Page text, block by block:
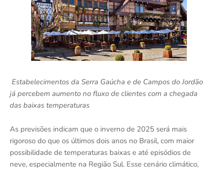
Estabelecimentos da Serra Gaúcha e de Campos do Jordão
já percebem aumento no fluxo de clientes com a chegada
das baixas temperaturas
As previsões indicam que o inverno de 2025 será mais
rigoroso do que os últimos dois anos no Brasil, com maior
possibilidade de temperaturas baixas e até episódios de
neve, especialmente na Região Sul. Esse cenário climático,